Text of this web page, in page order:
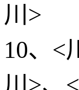
川>
10、<
川>、